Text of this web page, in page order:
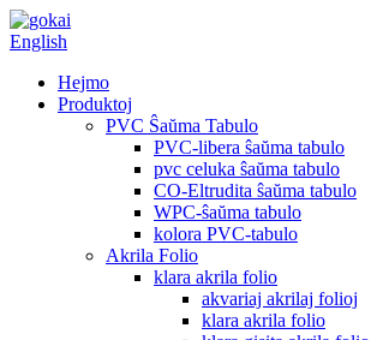
English
Hejmo
Produktoj
PVC Ŝaŭma Tabulo
PVC-libera ŝaŭma tabulo
pvc celuka ŝaŭma tabulo
CO-Eltrudita ŝaŭma tabulo
WPC-ŝaŭma tabulo
kolora PVC-tabulo
Akrila Folio
klara akrila folio
akvariaj akrilaj folioj
klara akrila folio